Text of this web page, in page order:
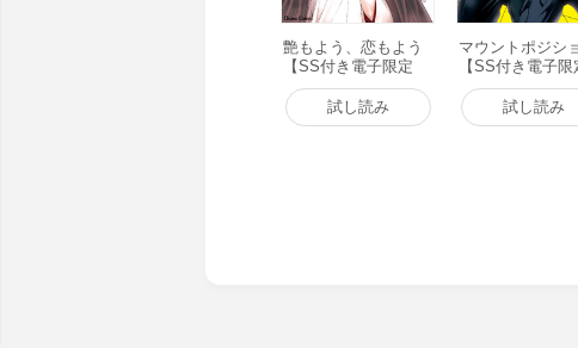
艶もよう、恋もよう
【SS付き電子限定
版】 電子書籍版
試し読み
マウントポジシ
【SS付き電子限
版】 電子書籍版
試し読み